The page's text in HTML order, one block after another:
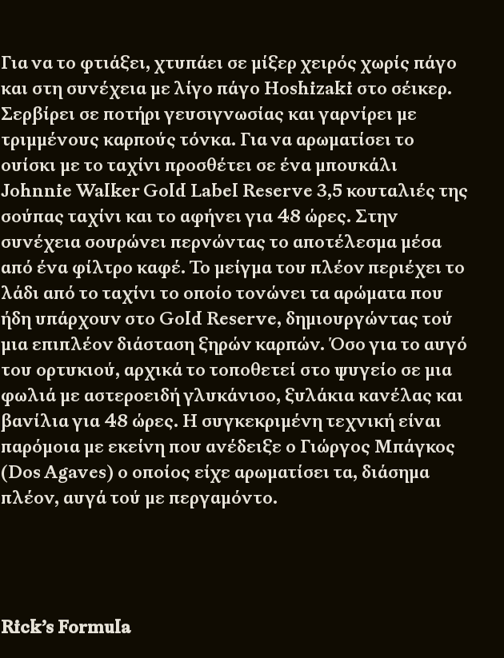
Για να το φτιάξει, χτυπάει σε μίξερ χειρός χωρίς πάγο
και στη συνέχεια με λίγο πάγο Hoshizaki στο σέικερ.
Σερβίρει σε ποτήρι γευσιγνωσίας και γαρνίρει με
τριμμένους καρπούς τόνκα. Για να αρωματίσει το
ουίσκι με το ταχίνι προσθέτει σε ένα μπουκάλι
Johnnie Walker Gold Label Reserve 3,5 κουταλιές της
σούπας ταχίνι και το αφήνει για 48 ώρες. Στην
συνέχεια σουρώνει περνώντας το αποτέλεσμα μέσα
από ένα φίλτρο καφέ. Το μείγμα του πλέον περιέχει το
λάδι από το ταχίνι το οποίο τονώνει τα αρώματα που
ήδη υπάρχουν στο Gold Reserve, δημιουργώντας τού
μια επιπλέον διάσταση ξηρών καρπών. Όσο για το αυγό
του ορτυκιού, αρχικά το τοποθετεί στο ψυγείο σε μια
φωλιά με αστεροειδή γλυκάνισο, ξυλάκια κανέλας και
βανίλια για 48 ώρες. Η συγκεκριμένη τεχνική είναι
παρόμοια με εκείνη που ανέδειξε ο Γιώργος Μπάγκος
(Dos Agaves) ο οποίος είχε αρωματίσει τα, διάσημα
πλέον, αυγά τού με περγαμόντο.
Rick’s Formula